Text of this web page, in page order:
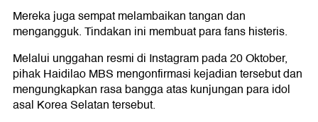
Mereka juga sempat melambaikan tangan dan
mengangguk. Tindakan ini membuat para fans histeris.
Melalui unggahan resmi di Instagram pada 20 Oktober,
pihak Haidilao MBS mengonfirmasi kejadian tersebut dan
mengungkapkan rasa bangga atas kunjungan para idol
asal Korea Selatan tersebut.